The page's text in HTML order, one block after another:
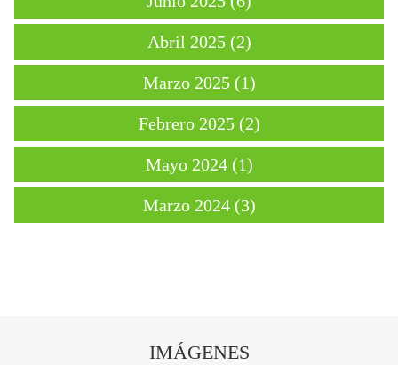
Abril 2025 (2)
Marzo 2025 (1)
Febrero 2025 (2)
Mayo 2024 (1)
Marzo 2024 (3)
IMÁGENES